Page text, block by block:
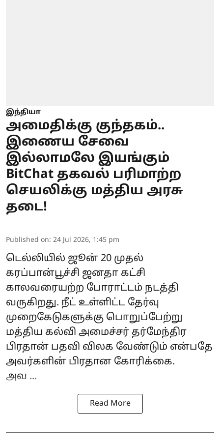
இந்தியா
அமைதிக்கு குந்தகம்..
இணைய சேவை
இல்லாமலே இயங்கும்
BitChat தகவல் பரிமாற்ற
செயலிக்கு மத்திய அரசு
தடை!
Published on: 24 Jul 2026, 1:45 pm
டெல்லியில் ஜூன் 20 முதல்
கரப்பான்பூச்சி ஜனதா கட்சி
காலவரையற்ற போராட்டம் நடத்தி
வருகிறது. நீட் உள்ளிட்ட தேர்வு
முறைகேடுகளுக்கு பொறுப்பேற்று
மத்திய கல்வி அமைச்சர் தர்மேந்திர
பிரதான் பதவி விலக வேண்டும் என்பதே
அவர்களின் பிரதான கோரிக்கை.
அவ ...
Read More